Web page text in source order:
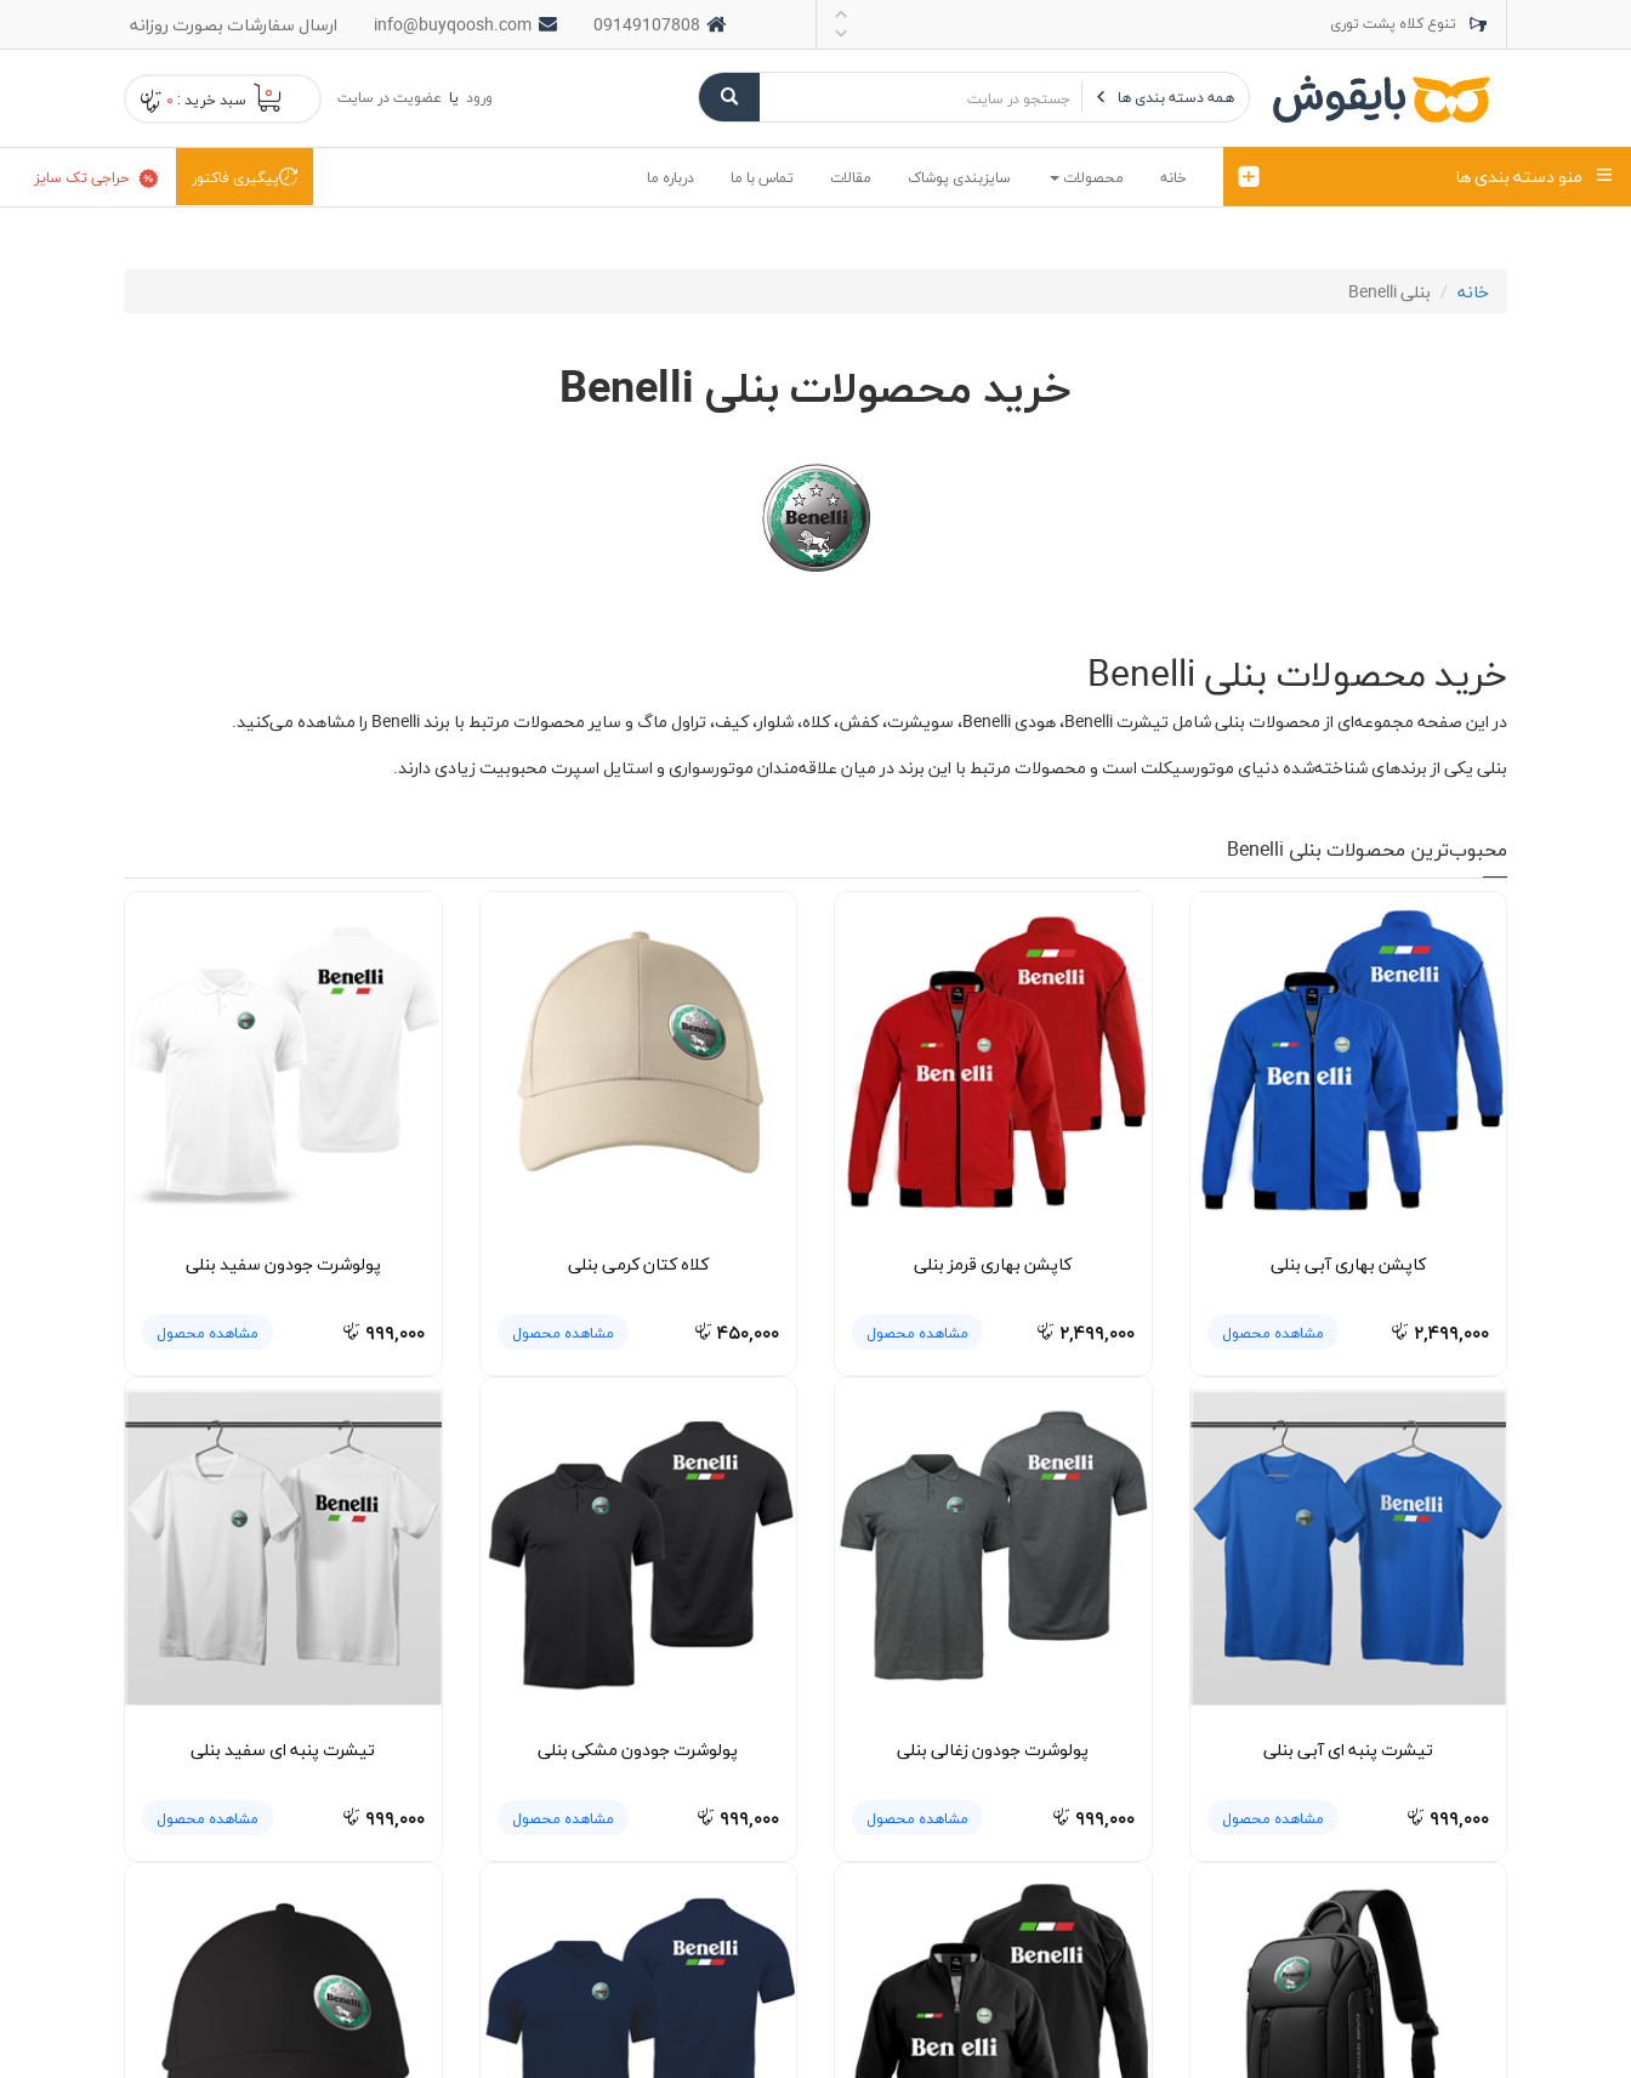
تنوع کلاه پشت توری
تنوع کلاه کتان
تنوع تراول ماک
ارسال سفارشات بصورت روزانه info@buyqoosh.com 09149107808
همه دسته بندی ها ۰ سبد خرید : ۰ ورود یا عضویت در سایت
حراجی تک سایز پیگیری فاکتور خانه محصولات سایزبندی پوشاک مقالات تماس با ما درباره ما منو دسته بندی ها
سویشرت زیپدار
خانه بنلی Benelli
خرید محصولات بنلی Benelli
خرید محصولات بنلی Benelli
در این صفحه مجموعه‌ای از محصولات بنلی شامل تیشرت Benelli، هودی Benelli، سویشرت، کفش، کلاه، شلوار، کیف، تراول ماگ و سایر محصولات مرتبط با برند Benelli را مشاهده می‌کنید.
بنلی یکی از برندهای شناخته‌شده دنیای موتورسیکلت است و محصولات مرتبط با این برند در میان علاقه‌مندان موتورسواری و استایل اسپرت محبوبیت زیادی دارند.
محبوب‌ترین محصولات بنلی Benelli
پولوشرت جودون سفید بنلی
۹۹۹,۰۰۰ مشاهده محصول
کلاه کتان کرمی بنلی
۴۵۰,۰۰۰ مشاهده محصول
کاپشن بهاری قرمز بنلی
۲,۴۹۹,۰۰۰ مشاهده محصول
کاپشن بهاری آبی بنلی
۲,۴۹۹,۰۰۰ مشاهده محصول
تیشرت پنبه ای سفید بنلی
۹۹۹,۰۰۰ مشاهده محصول
پولوشرت جودون مشکی بنلی
۹۹۹,۰۰۰ مشاهده محصول
پولوشرت جودون زغالی بنلی
۹۹۹,۰۰۰ مشاهده محصول
تیشرت پنبه ای آبی بنلی
۹۹۹,۰۰۰ مشاهده محصول